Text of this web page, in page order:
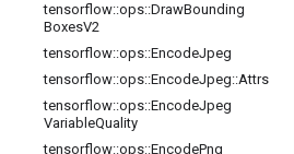
tensorflow::ops::DrawBounding
BoxesV2
tensorflow::ops::EncodeJpeg
tensorflow::ops::EncodeJpeg::Attrs
tensorflow::ops::EncodeJpeg
VariableQuality
tensorflow::ops::EncodePng